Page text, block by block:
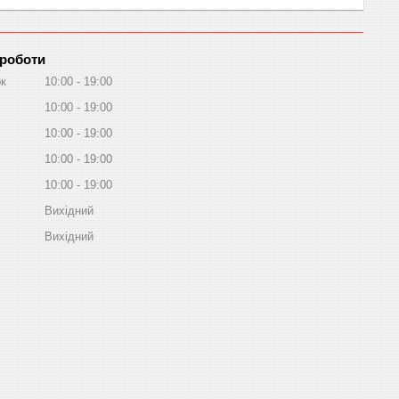
10:00
19:00
10:00
19:00
10:00
19:00
10:00
19:00
10:00
19:00
Вихідний
Вихідний